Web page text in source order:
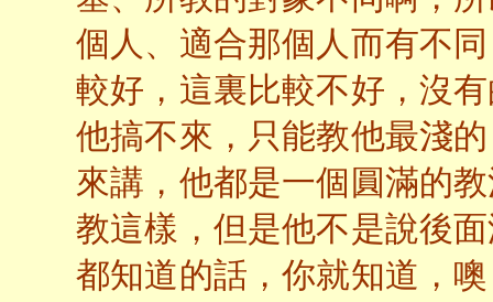
個人、適合那個人而有不
較好，這裏比較不好，沒
他搞不來，只能教他最淺
來講，他都是一個圓滿的
教這樣，但是他不是說後
都知道的話，你就知道，